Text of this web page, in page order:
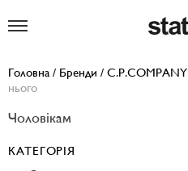
Головна / Бренди / C.P.COMPANY
нього
Чоловікам
КАТЕГОРІЯ